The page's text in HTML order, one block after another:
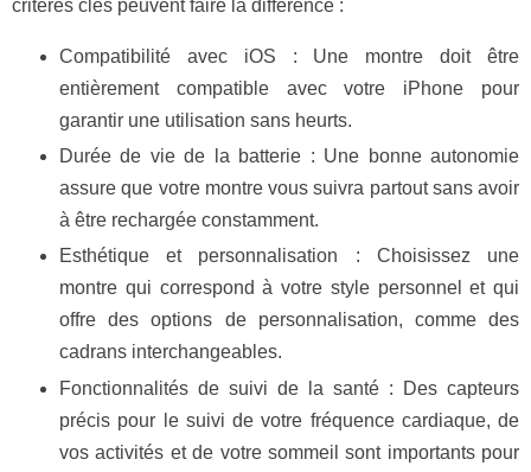
critères clés peuvent faire la différence :
Compatibilité avec iOS : Une montre doit être
entièrement compatible avec votre iPhone pour
garantir une utilisation sans heurts.
Durée de vie de la batterie : Une bonne autonomie
assure que votre montre vous suivra partout sans avoir
à être rechargée constamment.
Esthétique et personnalisation : Choisissez une
montre qui correspond à votre style personnel et qui
offre des options de personnalisation, comme des
cadrans interchangeables.
Fonctionnalités de suivi de la santé : Des capteurs
précis pour le suivi de votre fréquence cardiaque, de
vos activités et de votre sommeil sont importants pour